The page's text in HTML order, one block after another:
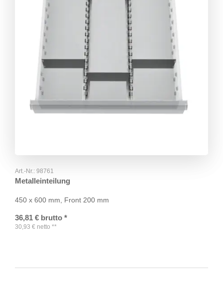
Art.-Nr.: 98761
Metalleinteilung
450 x 600 mm, Front 200 mm
36,81 € brutto *
30,93 € netto **